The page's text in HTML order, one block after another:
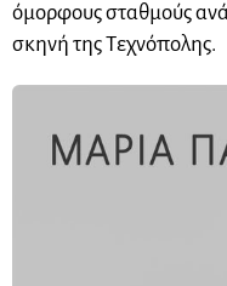
όμορφους σταθμούς ανά
σκηνή της Τεχνόπολης.